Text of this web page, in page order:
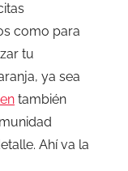
como para
tu
ya sea
también
Ahí va la